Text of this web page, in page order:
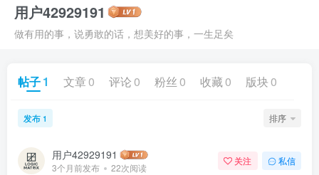
用户42929191
做有用的事，说勇敢的话，想美好的事，一生足矣
帖子1 文章0 评论 0 粉丝 0 收藏 0 版块 0
发布 1 排序
用户42929191
3个月前发布 22次阅读
关注 私信